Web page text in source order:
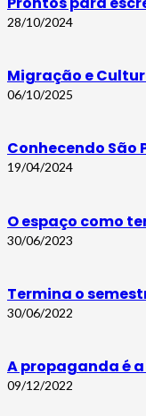
28/10/2024
Migração e
06/10/2025
Conhecendo São
19/04/2024
O espaço como
30/06/2023
Termina o
30/06/2022
A propaganda é
09/12/2022